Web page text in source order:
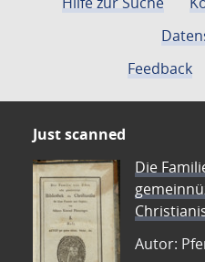
Feedback
Just scanned
Die
Autor: